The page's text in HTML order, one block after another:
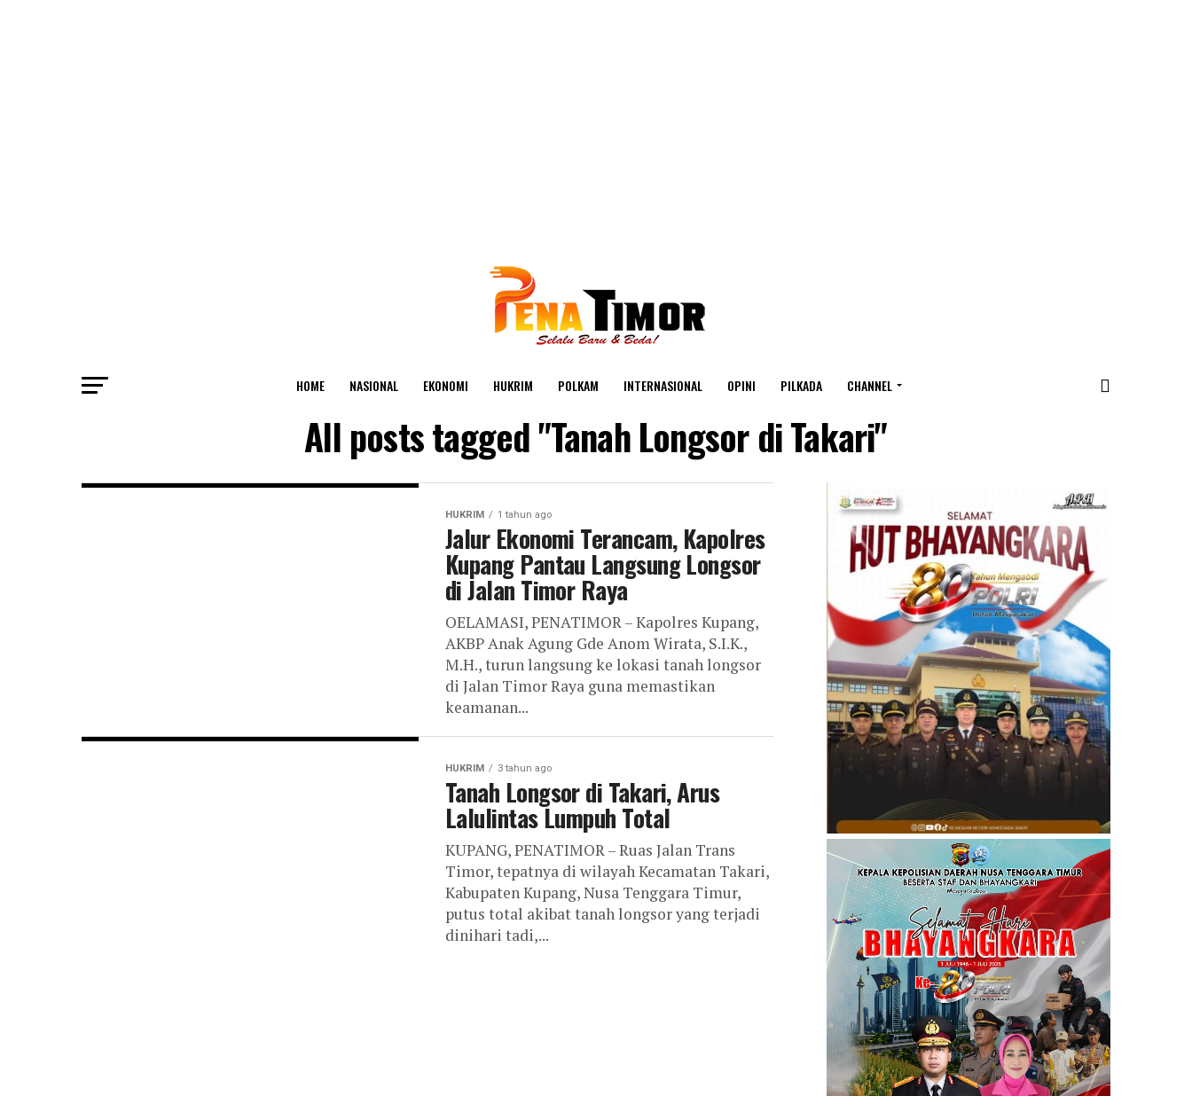
HOME NASIONAL EKONOMI HUKRIM POLKAM INTERNASIONAL OPINI PILKADA CHANNEL
All posts tagged "Tanah Longsor di Takari"
HUKRIM 1 tahun ago
Jalur Ekonomi Terancam, Kapolres
Kupang Pantau Langsung Longsor
di Jalan Timor Raya
OELAMASI, PENATIMOR – Kapolres Kupang,
AKBP Anak Agung Gde Anom Wirata, S.I.K.,
M.H., turun langsung ke lokasi tanah longsor
di Jalan Timor Raya guna memastikan
keamanan...
HUKRIM 3 tahun ago
Tanah Longsor di Takari, Arus
Lalulintas Lumpuh Total
KUPANG, PENATIMOR – Ruas Jalan Trans
Timor, tepatnya di wilayah Kecamatan Takari,
Kabupaten Kupang, Nusa Tenggara Timur,
putus total akibat tanah longsor yang terjadi
dinihari tadi,...